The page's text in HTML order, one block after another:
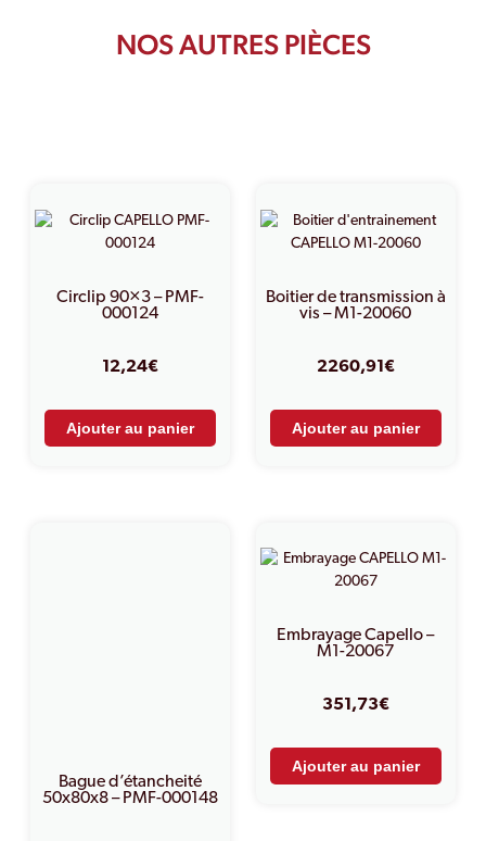
NOS AUTRES PIÈCES
Circlip 90×3 – PMF-
000124
12,24€
Ajouter au panier
Boitier de transmission à
vis – M1-20060
2260,91 €
Ajouter au panier
Bague d’étancheité
50x80x8 – PMF-000148
Embrayage Capello –
M1-20067
351,73€
Ajouter au panier